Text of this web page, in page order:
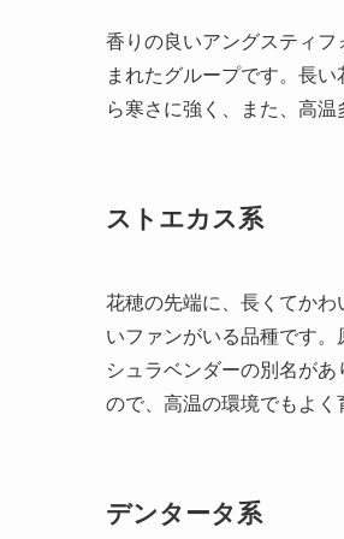
香りの良いアングスティ
まれたグループです。長
ら寒さに強く、また、高
ストエカス系
花穂の先端に、長くてか
いファンがいる品種です
シュラベンダーの別名が
ので、高温の環境でもよく
デンタータ系